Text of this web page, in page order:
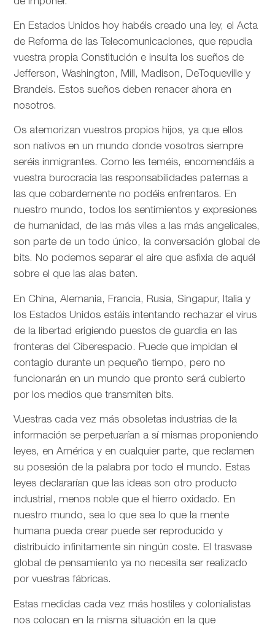
En Estados Unidos hoy habéis creado una ley, el Acta
de Reforma de las Telecomunicaciones, que repudia
vuestra propia Constitución e insulta los sueños de
Jefferson, Washington, Mill, Madison, DeToqueville y
Brandeis. Estos sueños deben renacer ahora en
nosotros.
Os atemorizan vuestros propios hijos, ya que ellos
son nativos en un mundo donde vosotros siempre
seréis inmigrantes. Como les teméis, encomendáis a
vuestra burocracia las responsabilidades paternas a
las que cobardemente no podéis enfrentaros. En
nuestro mundo, todos los sentimientos y expresiones
de humanidad, de las más viles a las más angelicales,
son parte de un todo único, la conversación global de
bits. No podemos separar el aire que asfixia de aquél
sobre el que las alas baten.
En China, Alemania, Francia, Rusia, Singapur, Italia y
los Estados Unidos estáis intentando rechazar el virus
de la libertad erigiendo puestos de guardia en las
fronteras del Ciberespacio. Puede que impidan el
contagio durante un pequeño tiempo, pero no
funcionarán en un mundo que pronto será cubierto
por los medios que transmiten bits.
Vuestras cada vez más obsoletas industrias de la
información se perpetuarían a sí mismas proponiendo
leyes, en América y en cualquier parte, que reclamen
su posesión de la palabra por todo el mundo. Estas
leyes declararían que las ideas son otro producto
industrial, menos noble que el hierro oxidado. En
nuestro mundo, sea lo que sea lo que la mente
humana pueda crear puede ser reproducido y
distribuido infinitamente sin ningún coste. El trasvase
global de pensamiento ya no necesita ser realizado
por vuestras fábricas.
Estas medidas cada vez más hostiles y colonialistas
nos colocan en la misma situación en la que